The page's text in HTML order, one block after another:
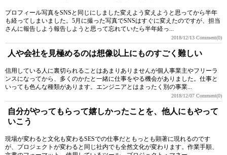
プロフィール写真をSNSと同じにしました変えよう変えようと思ってから半年
も経ってしまいました。5月に撮った写真でSNSはすぐに変えたのですが、担当
さんに報告しよう報告しようと思って忘れていたら半年経っ...
2018/12/13 Comment(0)
人や会社を見極めるのは想像以上にものすごく難しい
信用している人に裏切られることはあまりありませんが個人事業主やフリーラ
ンスになってから、多くのかたと一緒に仕事をやる機会がありました。仕事と
いっても色んな種類があります。エンジニアとはまったく別の事業...
2018/12/07 Comment(0)
自分がやってもらって嬉しかったことを、他人にもやって
いこう
現場が変わると文化も変わるSESでの仕事だともっとも顕著に現れるのです
が、プロジェクトが変わると同じ社内でも全然文化が変わります。作業手順、